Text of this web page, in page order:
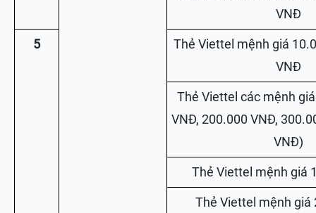
VNĐ
5
Thẻ Viettel mệnh giá
VNĐ
Thẻ Viettel các mệnh
VNĐ, 200.000 VNĐ,
VNĐ)
Thẻ Viettel mệnh giá
Thẻ Viettel mệnh giá